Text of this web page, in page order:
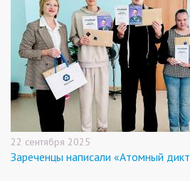
22 сентября 2025
Зареченцы написали «Атомный